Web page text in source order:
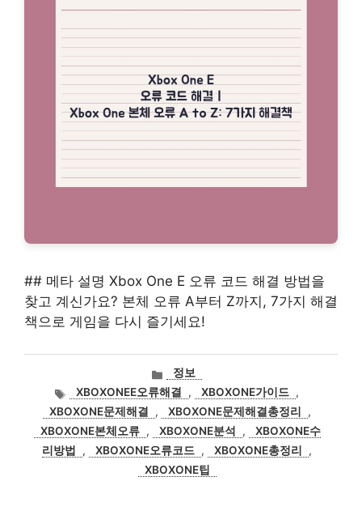
## 메타 설명 Xbox One E 오류 코드 해결 방법을
찾고 계신가요? 본체 오류 A부터 Z까지, 7가지 해결
책으로 게임을 다시 즐기세요!
카
테
고
리
정보
태
그
XBOXONEE오류해결 , XBOXONE가이드 ,
XBOXONE문제해결
, XBOXONE문제해결총정리
,
XBOXONE본체오류 , XBOXONE분석 ,
XBOXONE수
리방법
, XBOXONE오류코드 , XBOXONE총정리
,
XBOXONE팁